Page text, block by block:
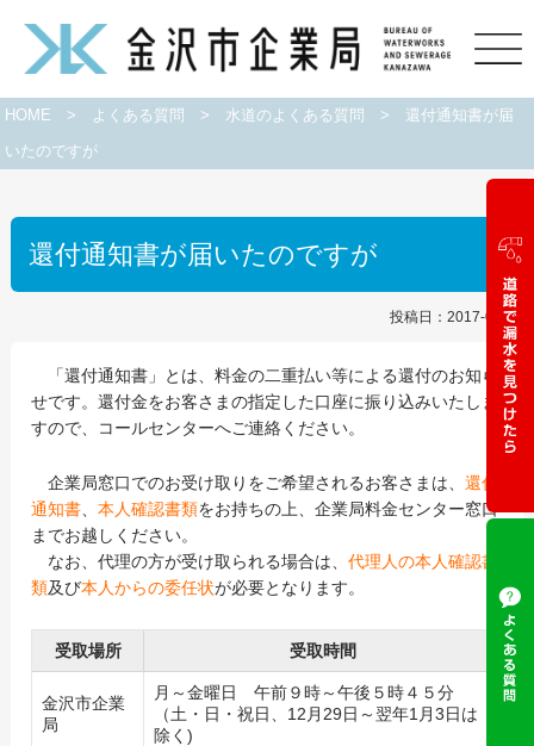
HOME > よくある質問 > 水道のよくある質問 > 還付通知書が届
いたのですが
還付通知書が届いたのですが
投稿日：2017-09-01
「還付通知書」とは、料金の二重払い等による還付のお知ら
せです。還付金をお客さまの指定した口座に振り込みいたしま
すので、コールセンターへご連絡ください。
企業局窓口でのお受け取りをご希望されるお客さまは、還付
通知書 、本人確認書類をお持ちの上、企業局料金センター窓口
までお越しください。
なお、代理の方が受け取られる場合は、代理人の本人確認書
類及び本人からの委任状が必要となります。
受取場所 受取時間
金沢市企業
局
月～金曜日 午前９時～午後５時４５分
（土・日・祝日、12月29日～翌年1月3日は
除く)